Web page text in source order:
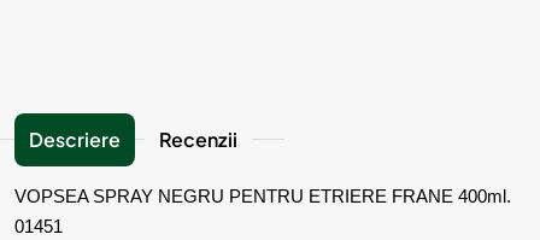
Descriere Recenzii
VOPSEA SPRAY NEGRU PENTRU ETRIERE FRANE 400ml.
01451